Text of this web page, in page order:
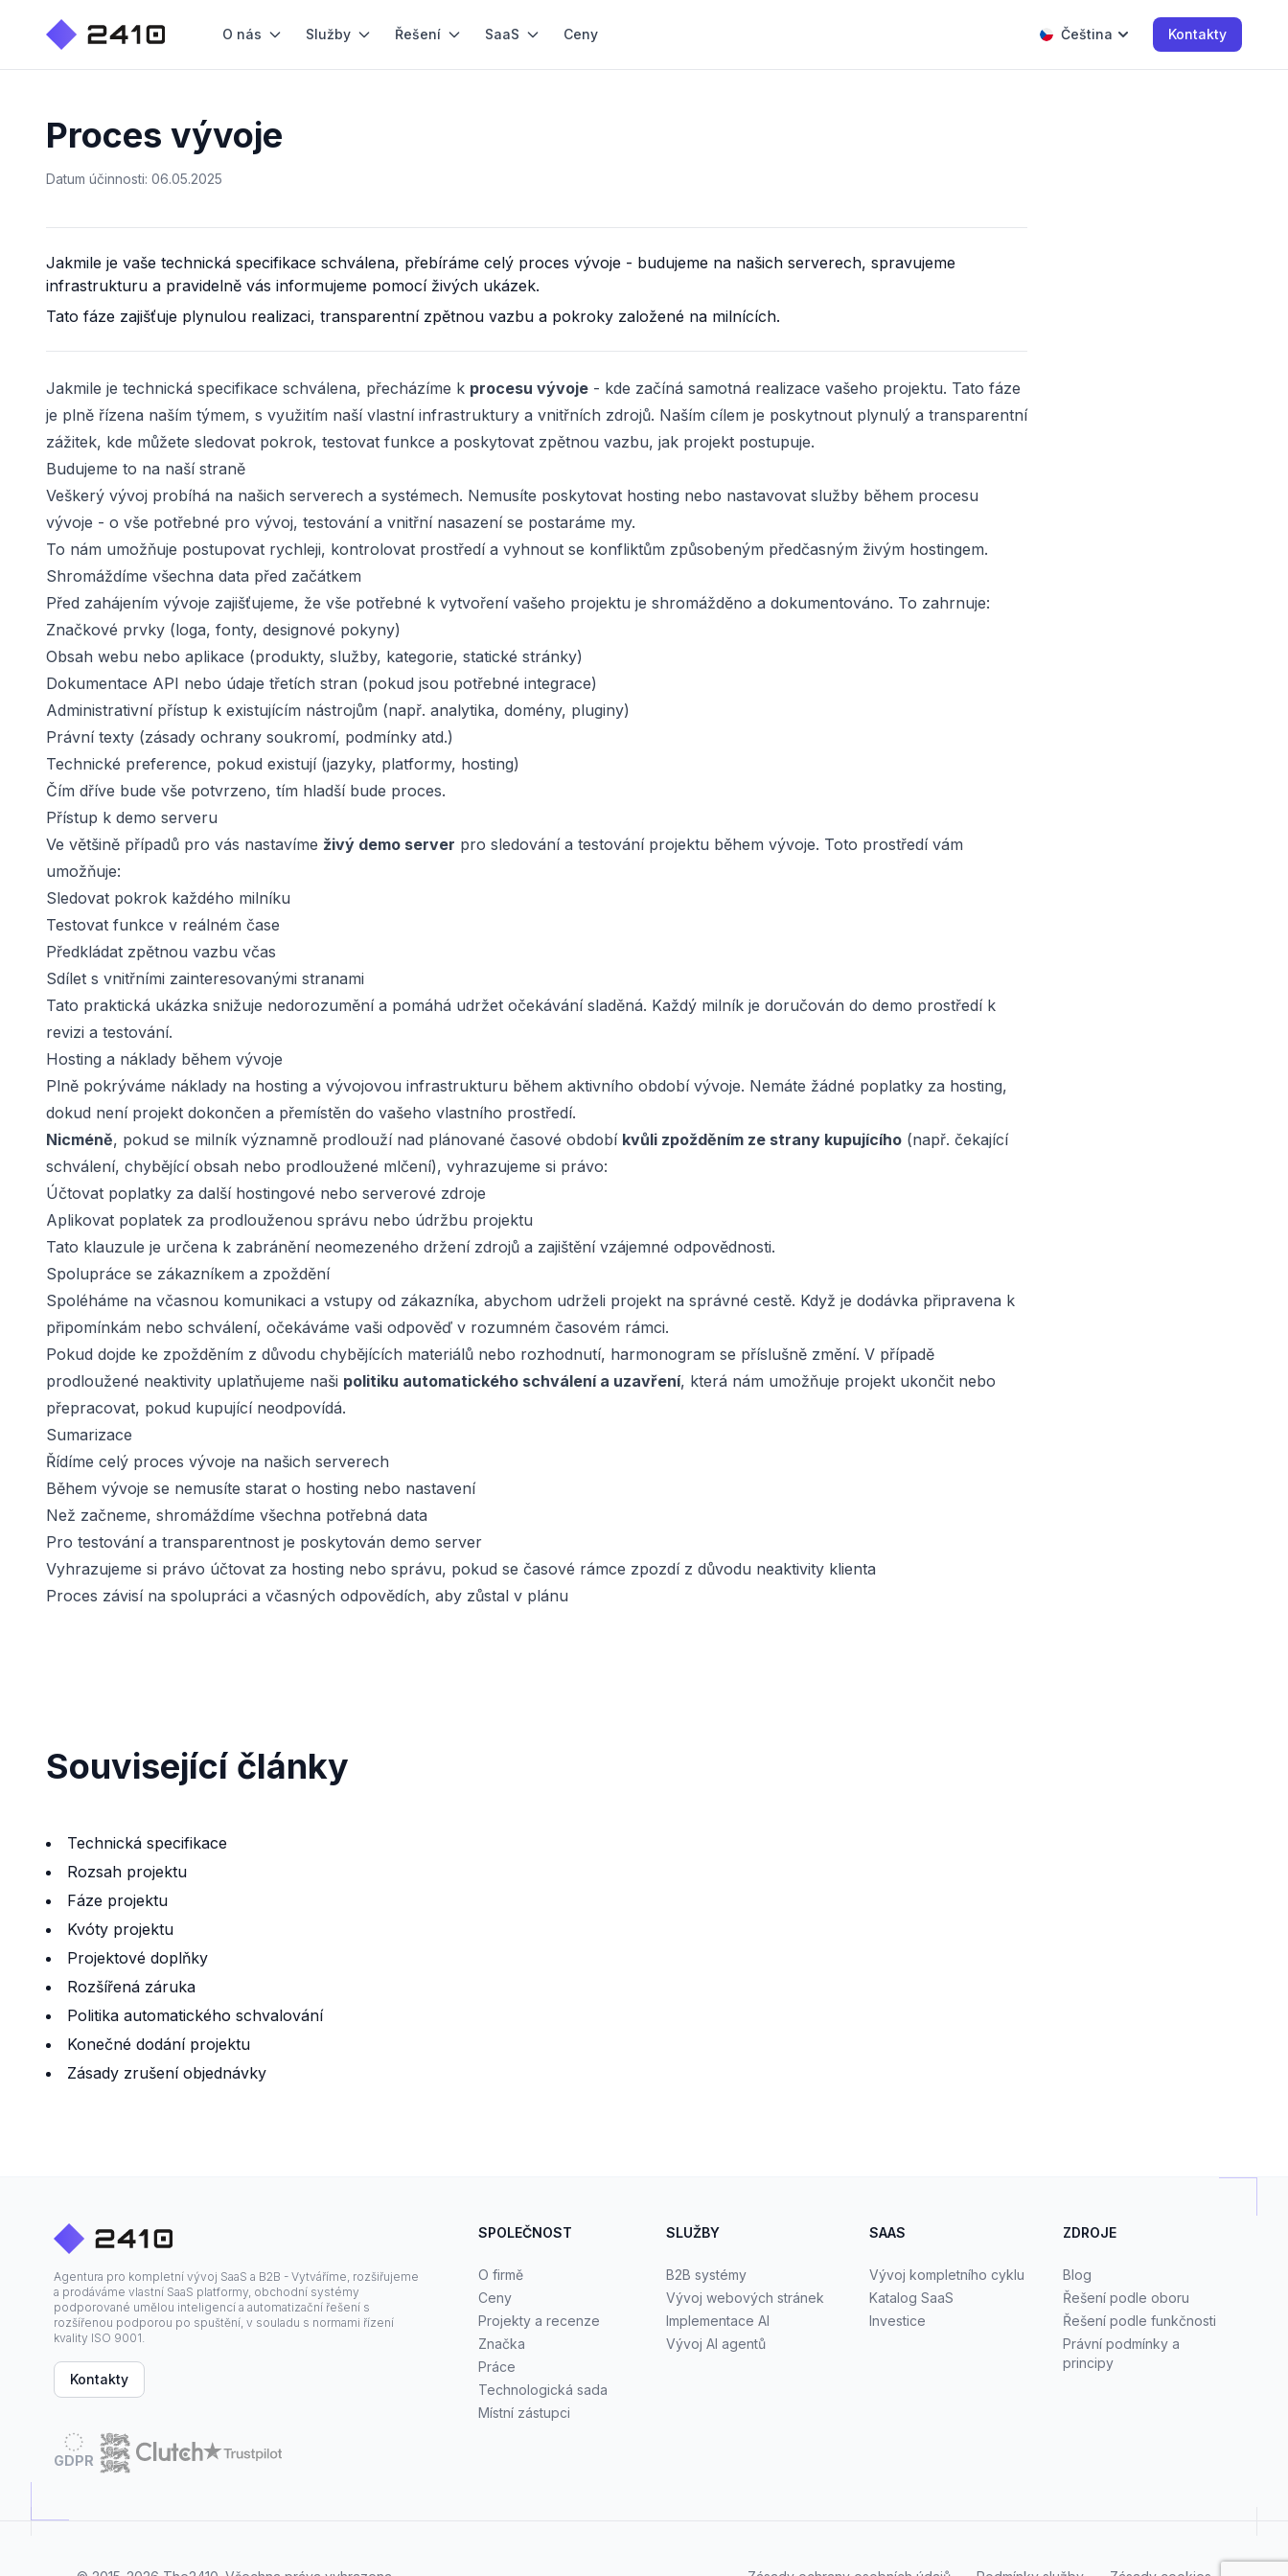
O nás Služby Řešení SaaS Ceny Čeština Kontakty
Proces vývoje
Datum účinnosti: 06.05.2025
Jakmile je vaše technická specifikace schválena, přebíráme celý proces vývoje - budujeme na našich serverech, spravujeme
infrastrukturu a pravidelně vás informujeme pomocí živých ukázek.
Tato fáze zajišťuje plynulou realizaci, transparentní zpětnou vazbu a pokroky založené na milnících.
Jakmile je technická specifikace schválena, přecházíme k procesu vývoje - kde začíná samotná realizace vašeho projektu. Tato fáze
je plně řízena naším týmem, s využitím naší vlastní infrastruktury a vnitřních zdrojů. Naším cílem je poskytnout plynulý a transparentní
zážitek, kde můžete sledovat pokrok, testovat funkce a poskytovat zpětnou vazbu, jak projekt postupuje.
Budujeme to na naší straně
Veškerý vývoj probíhá na našich serverech a systémech. Nemusíte poskytovat hosting nebo nastavovat služby během procesu
vývoje - o vše potřebné pro vývoj, testování a vnitřní nasazení se postaráme my.
To nám umožňuje postupovat rychleji, kontrolovat prostředí a vyhnout se konfliktům způsobeným předčasným živým hostingem.
Shromáždíme všechna data před začátkem
Před zahájením vývoje zajišťujeme, že vše potřebné k vytvoření vašeho projektu je shromážděno a dokumentováno. To zahrnuje:
Značkové prvky (loga, fonty, designové pokyny)
Obsah webu nebo aplikace (produkty, služby, kategorie, statické stránky)
Dokumentace API nebo údaje třetích stran (pokud jsou potřebné integrace)
Administrativní přístup k existujícím nástrojům (např. analytika, domény, pluginy)
Právní texty (zásady ochrany soukromí, podmínky atd.)
Technické preference, pokud existují (jazyky, platformy, hosting)
Čím dříve bude vše potvrzeno, tím hladší bude proces.
Přístup k demo serveru
Ve většině případů pro vás nastavíme živý demo server pro sledování a testování projektu během vývoje. Toto prostředí vám
umožňuje:
Sledovat pokrok každého milníku
Testovat funkce v reálném čase
Předkládat zpětnou vazbu včas
Sdílet s vnitřními zainteresovanými stranami
Tato praktická ukázka snižuje nedorozumění a pomáhá udržet očekávání sladěná. Každý milník je doručován do demo prostředí k
revizi a testování.
Hosting a náklady během vývoje
Plně pokrýváme náklady na hosting a vývojovou infrastrukturu během aktivního období vývoje. Nemáte žádné poplatky za hosting,
dokud není projekt dokončen a přemístěn do vašeho vlastního prostředí.
Nicméně, pokud se milník významně prodlouží nad plánované časové období kvůli zpožděním ze strany kupujícího (např. čekající
schválení, chybějící obsah nebo prodloužené mlčení), vyhrazujeme si právo:
Účtovat poplatky za další hostingové nebo serverové zdroje
Aplikovat poplatek za prodlouženou správu nebo údržbu projektu
Tato klauzule je určena k zabránění neomezeného držení zdrojů a zajištění vzájemné odpovědnosti.
Spolupráce se zákazníkem a zpoždění
Spoléháme na včasnou komunikaci a vstupy od zákazníka, abychom udrželi projekt na správné cestě. Když je dodávka připravena k
připomínkám nebo schválení, očekáváme vaši odpověď v rozumném časovém rámci.
Pokud dojde ke zpožděním z důvodu chybějících materiálů nebo rozhodnutí, harmonogram se příslušně změní. V případě
prodloužené neaktivity uplatňujeme naši politiku automatického schválení a uzavření, která nám umožňuje projekt ukončit nebo
přepracovat, pokud kupující neodpovídá.
Sumarizace
Řídíme celý proces vývoje na našich serverech
Během vývoje se nemusíte starat o hosting nebo nastavení
Než začneme, shromáždíme všechna potřebná data
Pro testování a transparentnost je poskytován demo server
Vyhrazujeme si právo účtovat za hosting nebo správu, pokud se časové rámce zpozdí z důvodu neaktivity klienta
Proces závisí na spolupráci a včasných odpovědích, aby zůstal v plánu
Související články
Technická specifikace
Rozsah projektu
Fáze projektu
Kvóty projektu
Projektové doplňky
Rozšířená záruka
Politika automatického schvalování
Konečné dodání projektu
Zásady zrušení objednávky
Agentura pro kompletní vývoj SaaS a B2B - Vytváříme, rozšiřujeme
a prodáváme vlastní SaaS platformy, obchodní systémy
podporované umělou inteligencí a automatizační řešení s
rozšířenou podporou po spuštění, v souladu s normami řízení
kvality ISO 9001.
Kontakty
GDPR
SPOLEČNOST
O firmě
Ceny
Projekty a recenze
Značka
Práce
Technologická sada
Místní zástupci
SLUŽBY
B2B systémy
Vývoj webových stránek
Implementace AI
Vývoj AI agentů
SAAS
Vývoj kompletního cyklu
Katalog SaaS
Investice
ZDROJE
Blog
Řešení podle oboru
Řešení podle funkčnosti
Právní podmínky a
principy